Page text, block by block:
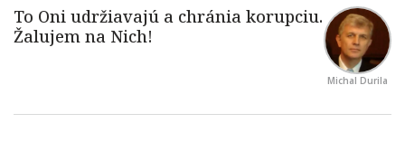
Michal Durila